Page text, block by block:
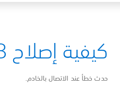
كيفية إصلاح NP-40833-8
حدث خطأ عند الاتصال بالخادم.